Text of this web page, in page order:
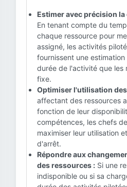
Estimer avec précision
En tenant compte du
chaque ressource pour
assigné, les activités
fournissent une
durée de l'activité que les
fixe.
Optimiser l'utilisation
affectant des ressources
fonction de leur
compétences, les chefs
maximiser leur utilisation
d'arrêt.
Répondre aux
des ressources : Si une
indisponible ou si sa